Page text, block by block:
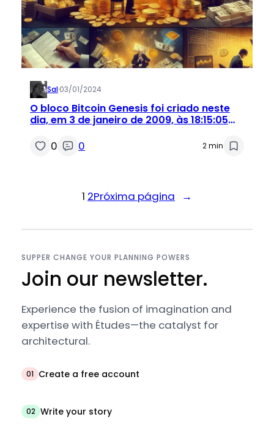
Sal·03/01/2024
O bloco Bitcoin Genesis foi criado neste
dia, em 3 de janeiro de 2009, às 18:15:05
0 0 2 min
1 2Próxima página →
SUPPER CHANGE YOUR PLANNING POWERS
Join our newsletter.
Experience the fusion of imagination and
expertise with Études—the catalyst for
architectural.
01 Create a free account
02 Write your story